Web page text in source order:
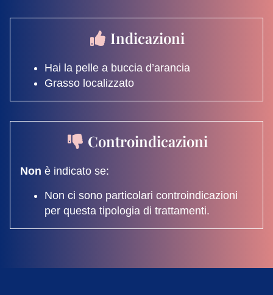
Indicazioni
Hai la pelle a buccia d’arancia
Grasso localizzato
Controindicazioni
Non è indicato se:
Non ci sono particolari controindicazioni
per questa tipologia di trattamenti.